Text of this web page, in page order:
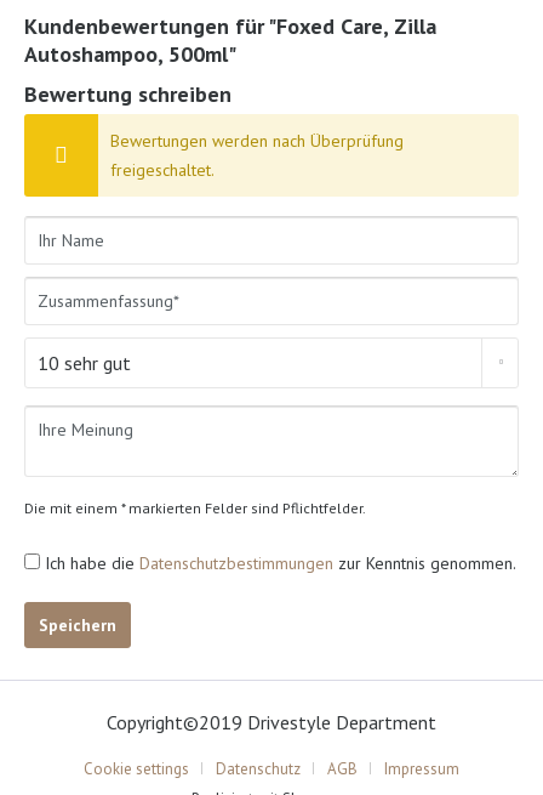
Kundenbewertungen für "Foxed Care, Zilla
Autoshampoo, 500ml"
Bewertung schreiben
Bewertungen werden nach Überprüfung
freigeschaltet.
Die mit einem * markierten Felder sind Pflichtfelder.
Ich habe die Datenschutzbestimmungen zur Kenntnis genommen.
Speichern
Copyright©2019 Drivestyle Department
Cookie settings Datenschutz AGB
Impressum